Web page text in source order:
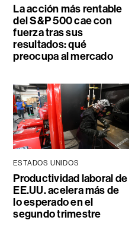
La acción más rentable
del S&P 500 cae con
fuerza tras sus
resultados: qué
preocupa al mercado
ESTADOS UNIDOS
Productividad laboral de
EE.UU. acelera más de
lo esperado en el
segundo trimestre